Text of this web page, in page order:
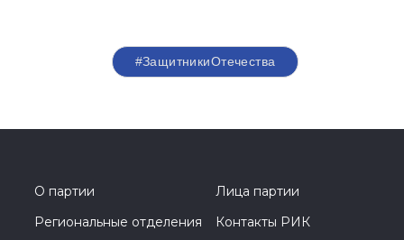
#ЗащитникиОтечества
О партии
Лица партии
Региональные отделения
Контакты РИК